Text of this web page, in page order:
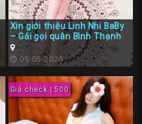
Xin giới thiệu Linh Nhi BaBy
– Gái gọi quận Bình Thạnh
05-05-2020
Giá check | 500